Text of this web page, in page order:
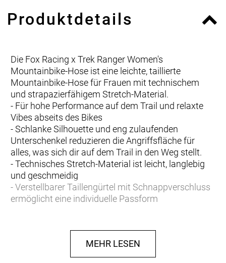
Produktdetails
Die Fox Racing x Trek Ranger Women's
Mountainbike-Hose ist eine leichte, taillierte
Mountainbike-Hose für Frauen mit technischem
und strapazierfähigem Stretch-Material.
- Für hohe Performance auf dem Trail und relaxte
Vibes abseits des Bikes
- Schlanke Silhouette und eng zulaufenden
Unterschenkel reduzieren die Angriffsfläche für
alles, was sich dir auf dem Trail in den Weg stellt.
- Technisches Stretch-Material ist leicht, langlebig
und geschmeidig
- Verstellbarer Taillengürtel mit Schnappverschluss
ermöglicht eine individuelle Passform
Fox Racing x Trek Kooperation
Die vielseitige Fox Racing Ranger Kollektion mit
MEHR LESEN